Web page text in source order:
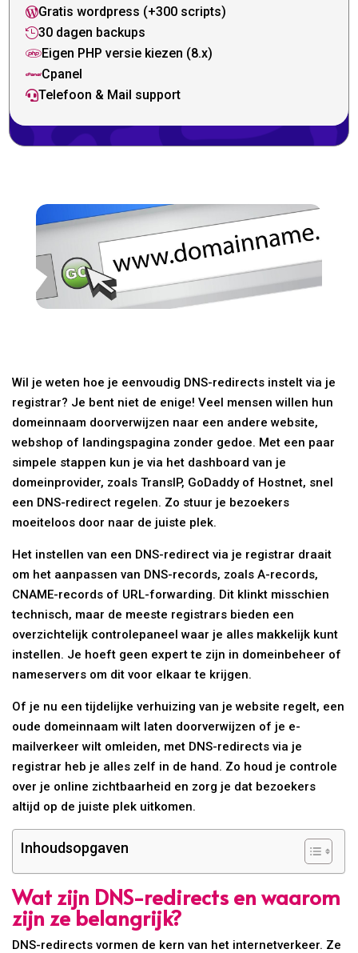
Gratis wordpress (+300 scripts)
30 dagen backups
Eigen PHP versie kiezen (8.x)
Cpanel
Telefoon & Mail support
Wil je weten hoe je eenvoudig DNS-redirects instelt via je
registrar? Je bent niet de enige! Veel mensen willen hun
domeinnaam doorverwijzen naar een andere website,
webshop of landingspagina zonder gedoe. Met een paar
simpele stappen kun je via het dashboard van je
domeinprovider, zoals TransIP, GoDaddy of Hostnet, snel
een DNS-redirect regelen. Zo stuur je bezoekers
moeiteloos door naar de juiste plek.
Het instellen van een DNS-redirect via je registrar draait
om het aanpassen van DNS-records, zoals A-records,
CNAME-records of URL-forwarding. Dit klinkt misschien
technisch, maar de meeste registrars bieden een
overzichtelijk controlepaneel waar je alles makkelijk kunt
instellen. Je hoeft geen expert te zijn in domeinbeheer of
nameservers om dit voor elkaar te krijgen.
Of je nu een tijdelijke verhuizing van je website regelt, een
oude domeinnaam wilt laten doorverwijzen of je e-
mailverkeer wilt omleiden, met DNS-redirects via je
registrar heb je alles zelf in de hand. Zo houd je controle
over je online zichtbaarheid en zorg je dat bezoekers
altijd op de juiste plek uitkomen.
Inhoudsopgaven
Wat zijn DNS-redirects en waarom
zijn ze belangrijk?
DNS-redirects vormen de kern van het internetverkeer. Ze